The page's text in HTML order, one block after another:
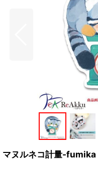
マヌルネコ計量-fumika